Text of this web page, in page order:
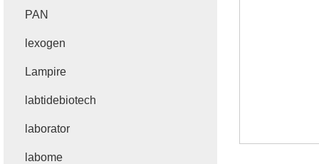
PAN
lexogen
Lampire
labtidebiotech
laborator
labome